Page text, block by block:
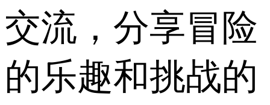
交流，分享冒险
的乐趣和挑战的